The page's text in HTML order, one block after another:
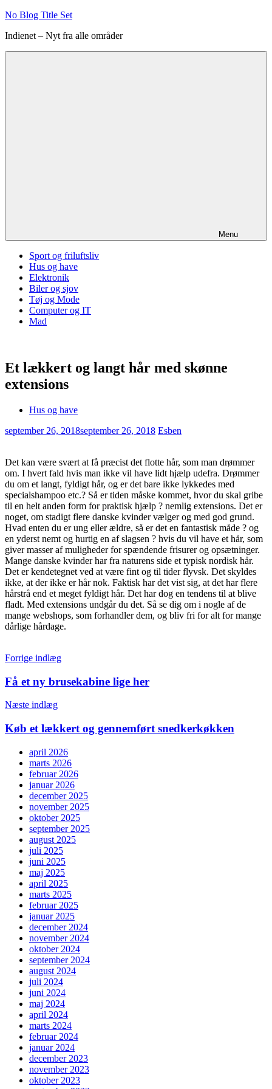
Videre
indhold
No Blog Title Set
Indienet – Nyt fra alle områder
Menu
Sport og friluftsliv
Hus og have
Elektronik
Biler og sjov
Tøj og Mode
Computer og IT
Mad
Et lækkert og langt hår med skønne
extensions
Hus og have
september 26, 2018september 26, 2018 Esben
Det kan være svært at få præcist det flotte hår, som man drømmer
om. I hvert fald hvis man ikke vil have lidt hjælp udefra. Drømmer
du om et langt, fyldigt hår, og er det bare ikke lykkedes med
specialshampoo etc.? Så er tiden måske kommet, hvor du skal gribe
til en helt anden form for praktisk hjælp ? nemlig extensions. Det er
noget, om stadigt flere danske kvinder vælger og med god grund.
Hvad enten du er ung eller ældre, så er det en fantastisk måde ? og
en yderst nemt og hurtig en af slagsen ? hvis du vil have et hår, som
giver masser af muligheder for spændende frisurer og opsætninger.
Mange danske kvinder har fra naturens side et typisk nordisk hår.
Det er kendetegnet ved at være fint og til tider flyvsk. Det skyldes
ikke, at der ikke er hår nok. Faktisk har det vist sig, at det har flere
hårstrå end et meget fyldigt hår. Det har dog en tendens til at blive
fladt. Med extensions undgår du det. Så se dig om i nogle af de
mange webshops, som forhandler dem, og bliv fri for alt for mange
dårlige hårdage.
Indlægsnavigation
Forrige indlæg
Få et ny brusekabine lige her
Næste indlæg
Køb et lækkert og gennemført snedkerkøkken
april 2026
marts 2026
februar 2026
januar 2026
december 2025
november 2025
oktober 2025
september 2025
august 2025
juli 2025
juni 2025
maj 2025
april 2025
marts 2025
februar 2025
januar 2025
december 2024
november 2024
oktober 2024
september 2024
august 2024
juli 2024
juni 2024
maj 2024
april 2024
marts 2024
februar 2024
januar 2024
december 2023
november 2023
oktober 2023